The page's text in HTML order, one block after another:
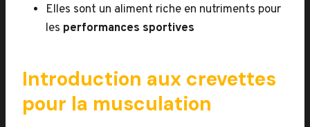
Elles sont un aliment riche en nutriments pour
les performances sportives
Introduction aux crevettes
pour la musculation